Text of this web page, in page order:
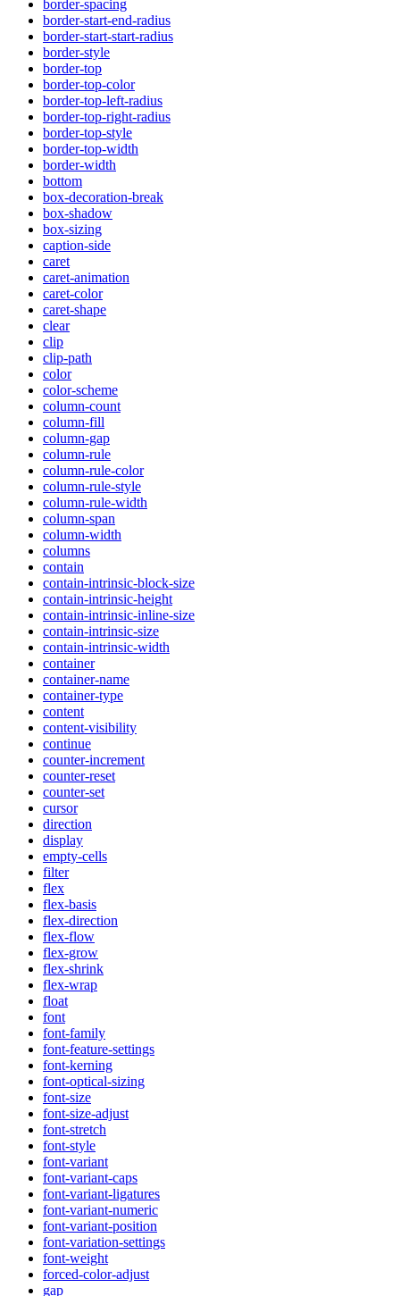
border-spacing
border-start-end-radius
border-start-start-radius
border-style
border-top
border-top-color
border-top-left-radius
border-top-right-radius
border-top-style
border-top-width
border-width
bottom
box-decoration-break
box-shadow
box-sizing
caption-side
caret
caret-animation
caret-color
caret-shape
clear
clip
clip-path
color
color-scheme
column-count
column-fill
column-gap
column-rule
column-rule-color
column-rule-style
column-rule-width
column-span
column-width
columns
contain
contain-intrinsic-block-size
contain-intrinsic-height
contain-intrinsic-inline-size
contain-intrinsic-size
contain-intrinsic-width
container
container-name
container-type
content
content-visibility
continue
counter-increment
counter-reset
counter-set
cursor
direction
display
empty-cells
filter
flex
flex-basis
flex-direction
flex-flow
flex-grow
flex-shrink
flex-wrap
float
font
font-family
font-feature-settings
font-kerning
font-optical-sizing
font-size
font-size-adjust
font-stretch
font-style
font-variant
font-variant-caps
font-variant-ligatures
font-variant-numeric
font-variant-position
font-variation-settings
font-weight
forced-color-adjust
gap